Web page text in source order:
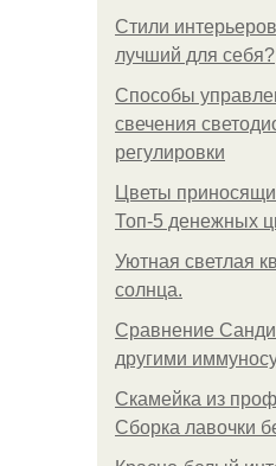
Стили
лучший для себя?
Способы
свечения
регулировки
Цветы
Топ-5 денежных
Уютная светлая
солнца.
Сравнение
другими
Скамейка из
Сборка лавочки